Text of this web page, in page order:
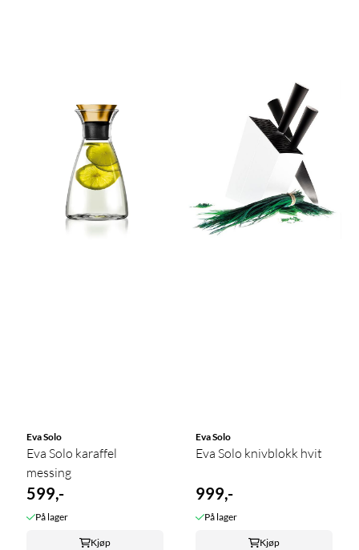
Eva Solo
Eva Solo karaffel
messing
599,-
På lager
Kjøp
Eva Solo
Eva Solo knivblokk hvit
999,-
På lager
Kjøp